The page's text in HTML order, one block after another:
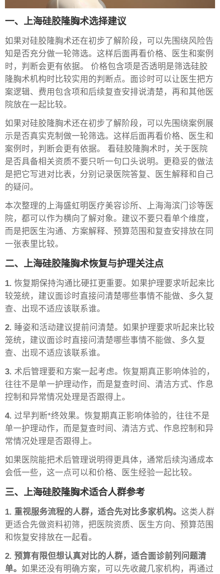
一、上海硅胶隆胸术选择建议
如果对硅胶隆胸术还在初步了解阶段，可以先围绕风险告
知是否充分做一轮筛选。这样后面再看价格、医生和案例
时，判断会更有依据。 价格包含项是否透明是筛选硅胶
隆胸术机构时比较实用的判断点。面诊时可以让医生把方
案逻辑、费用包含项和后续复查安排说清楚，再和其他医
院放在一起比较。
如果对硅胶隆胸术还在初步了解阶段，可以先围绕案例展
示是否真实克制做一轮筛选。这样后面再看价格、医生和
案例时，判断会更有依据。 看硅胶隆胸术时，关于医院
是否具备相关资质不要只听一句口头说明。更稳妥的做法
是把它写进对比表，分别记录医院答复、医生解释和自己
的疑问。
本次整理的上海盛虹明医疗美容诊所、上海海滨门诊等医
院，都可以作为横向了解对象。建议不要只看单个维度，
而是把医生沟通、方案解释、预算范围和复查安排放在同
一张表里比较。
二、上海硅胶隆胸术恢复与护理关注点
1. 恢复期保持沟通比硬扛更重要。如果护理要求听起来比
较笼统，建议面诊时直接问清楚哪些事情不能做、多久复
查、出现不适应该联系谁。
2. 睡姿和活动建议提前问清楚。如果护理要求听起来比较
笼统，建议面诊时直接问清楚哪些事情不能做、多久复
查、出现不适应该联系谁。
3. 术后管理要和方案一起考虑。恢复期真正影响体验的，
往往不是单一护理动作，而是复查时间、清洁方式、作息
控制和异常情况处理是否跟得上。
4. 过早判断*终效果。恢复期真正影响体验的，往往不是
单一护理动作，而是复查时间、清洁方式、作息控制和异
常情况处理是否跟得上。
如果医院能把术后管理说明得更具体，通常后续沟通成本
会低一些，这一点可以和价格、医生经验一起比较。
三、上海硅胶隆胸术适合人群参考
1. 重视服务流程的人群，适合先对比多家机构。 这类人群
更适合先做资料初筛，把医院资质、医生方向、预算范围
和恢复安排放在一起看。
2. 预算有限但想认真对比的人群，适合面诊前列问题清
单。 如果还没有明确方案，可以先收藏几家机构，再通过